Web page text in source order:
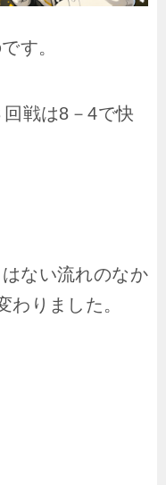
す。
戦は8－4で快
ない流れのなか
わりました。